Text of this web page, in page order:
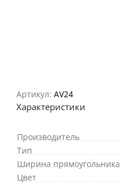
Артикул: AV24
Характеристики
Производитель
Тип
Ширина прямоугольника
Цвет